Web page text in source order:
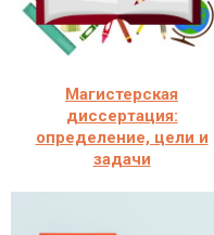
Магистерская
диссертация:
определение, цели и
задачи